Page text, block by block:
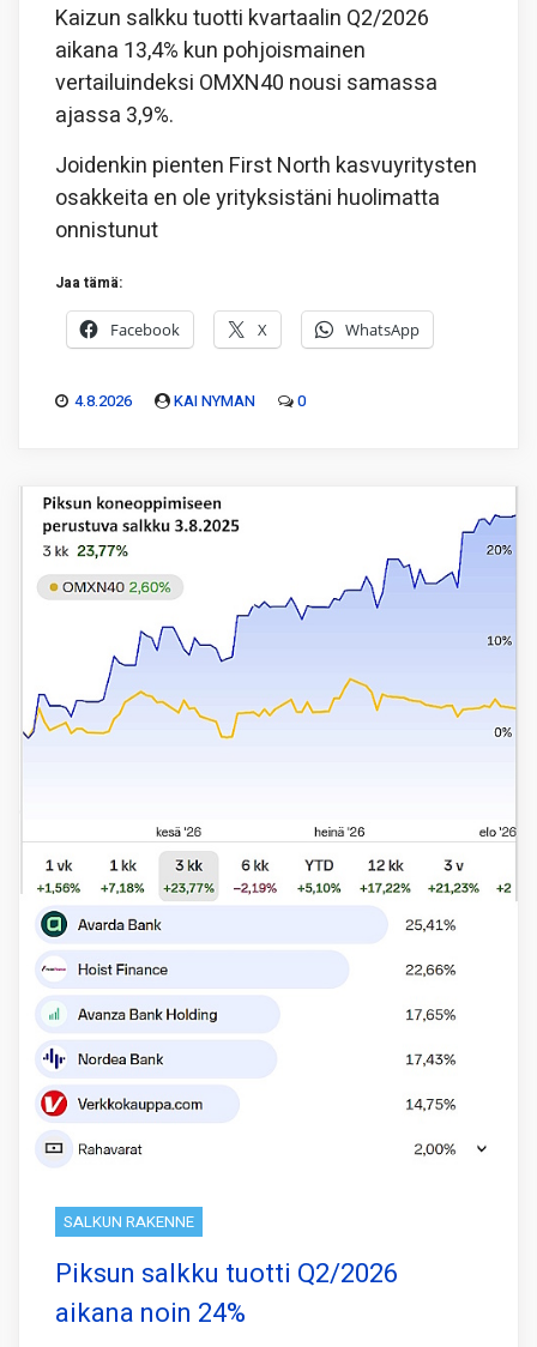
Kaizun salkku tuotti kvartaalin Q2/2026
aikana 13,4% kun pohjoismainen
vertailuindeksi OMXN40 nousi samassa
ajassa 3,9%.
Joidenkin pienten First North kasvuyritysten
osakkeita en ole yrityksistäni huolimatta
onnistunut
Jaa tämä:
Facebook X WhatsApp
4.8.2026 KAI NYMAN 0
SALKUN RAKENNE
Piksun salkku tuotti Q2/2026
aikana noin 24%